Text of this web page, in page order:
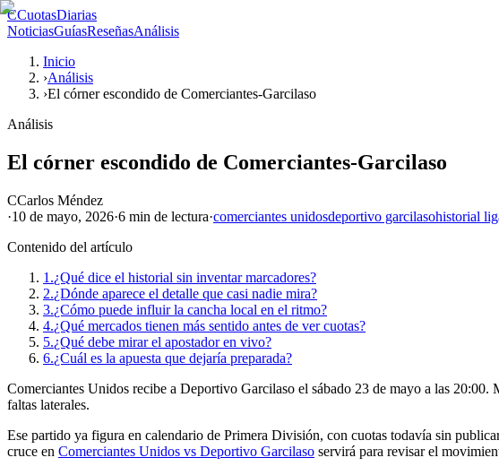
CCuotasDiarias
NoticiasGuíasReseñasAnálisis
Inicio
›Análisis
›El córner escondido de Comerciantes-Garcilaso
Análisis
El córner escondido de Comerciantes-Garcilaso
CCarlos Méndez
·10 de mayo, 2026·6 min de lectura·comerciantes unidosdeportivo garcilasohistorial
Contenido del artículo
1.¿Qué dice el historial sin inventar marcadores?
2.¿Dónde aparece el detalle que casi nadie mira?
3.¿Cómo puede influir la cancha local en el ritmo?
4.¿Qué mercados tienen más sentido antes de ver cuotas?
5.¿Qué debe mirar el apostador en vivo?
6.¿Cuál es la apuesta que dejaría preparada?
Comerciantes Unidos recibe a Deportivo Garcilaso el sábado 23 de mayo a las
faltas laterales.
Ese partido ya figura en calendario de Primera División, con cuotas todavía sin
cruce en Comerciantes Unidos vs Deportivo Garcilaso servirá para revisar el